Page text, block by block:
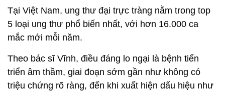
Tại Việt Nam, ung thư đại trực tràng nằm trong top
5 loại ung thư phổ biến nhất, với hơn 16.000 ca
mắc mới mỗi năm.
Theo bác sĩ Vĩnh, điều đáng lo ngại là bệnh tiến
triển âm thầm, giai đoạn sớm gần như không có
triệu chứng rõ ràng, đến khi xuất hiện dấu hiệu như